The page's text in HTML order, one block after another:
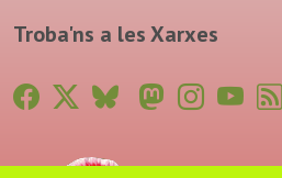
Troba'ns a les Xarxes